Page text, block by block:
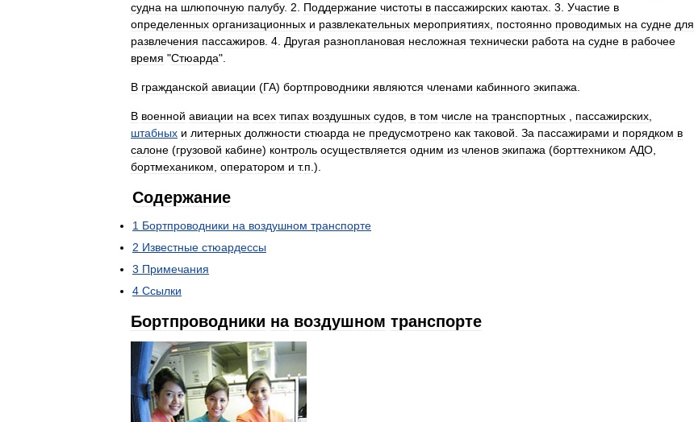
судна на шлюпочную палубу. 2 Поддержание чистоты в пассажирских каютах 3 Участие в
определенных организационных и развлекательных мероприятиях постоянно проводимых на судне для
развлечения пассажиров 4 Другая разноплановая несложная технически работа на судне в рабочее
время "Стюарда".
В гражданской авиации (ГА) бортпроводники являются членами кабинного экипажа
В военной авиации на всех типах воздушных судов в том числе на транспортных пассажирских
штабных и литерных должности стюарда не предусмотрено как таковой За пассажирами и порядком в
салоне (грузовой кабине) контроль осуществляется одним из членов экипажа (борттехником АДО
бортмехаником оператором и т.п .).
Содержание
1 Бортпроводники на воздушном транспорте
2 Известные стюардессы
3 Примечания
4 Ссылки
Бортпроводники на воздушном транспорте